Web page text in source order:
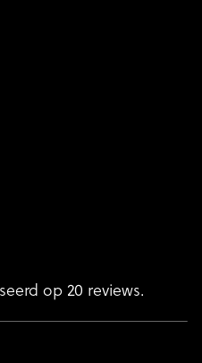
op 20 reviews.